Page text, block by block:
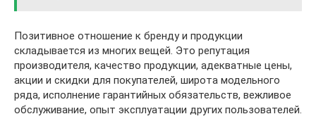
Позитивное отношение к бренду и продукции
складывается из многих вещей. Это репутация
производителя, качество продукции, адекватные цены,
акции и скидки для покупателей, широта модельного
ряда, исполнение гарантийных обязательств, вежливое
обслуживание, опыт эксплуатации других пользователей.